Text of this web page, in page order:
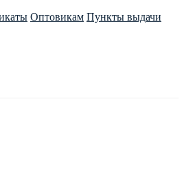
Оптовикам Пункты выдачи